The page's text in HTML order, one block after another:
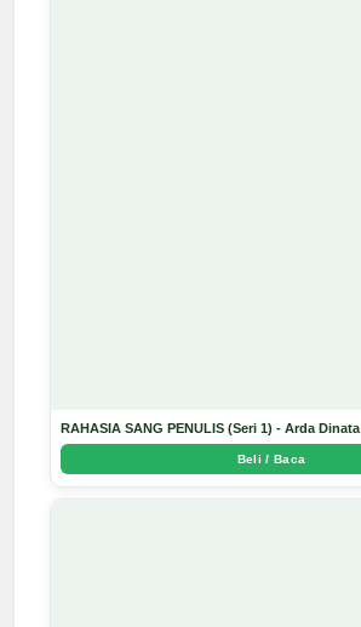
RAHASIA SANG PENULIS (Seri 1) - Arda Dinata
Beli / Baca